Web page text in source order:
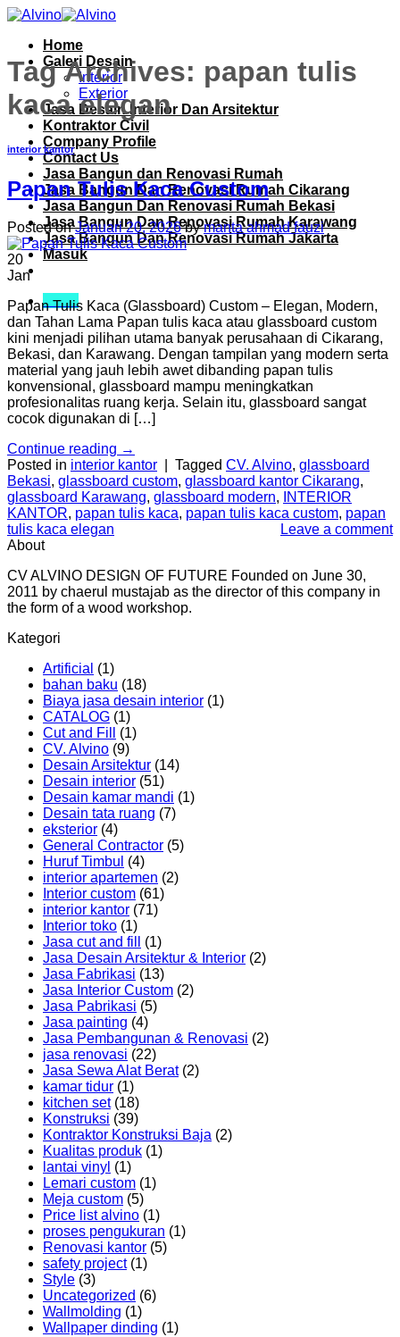
Skip
contentHome
Galeri Desain
Interior
Exterior
Jasa Desain Interior Dan Arsitektur
Kontraktor Civil
Company Profile
Contact Us
Jasa Bangun dan Renovasi Rumah
Jasa Bangun Dan Renovasi Rumah Cikarang
Jasa Bangun Dan Renovasi Rumah Bekasi
Jasa Bangun Dan Renovasi Rumah Karawang
Jasa Bangun Dan Renovasi Rumah Jakarta
Masuk
Menu
Tag Archives: papan tulis
kaca elegan
interior kantor
Papan Tulis Kaca Custom
Posted onJanuari 20, 2026 bymanta ahmad fauzi
20
Jan
Papan Tulis Kaca (Glassboard) Custom – Elegan, Modern,
dan Tahan Lama Papan tulis kaca atau glassboard custom
kini menjadi pilihan utama banyak perusahaan di Cikarang,
Bekasi, dan Karawang. Dengan tampilan yang modern serta
material yang jauh lebih awet dibanding papan tulis
konvensional, glassboard mampu meningkatkan
profesionalitas ruang kerja. Selain itu, glassboard sangat
cocok digunakan di […]
Continue reading →
Posted in interior kantor Tagged CV. Alvino, glassboard
Bekasi, glassboard custom, glassboard kantor Cikarang,
glassboard Karawang, glassboard modern,
INTERIOR
KANTOR, papan tulis kaca, papan tulis kaca custom, papan
tulis kaca elegan
Leave a comment
About
CV ALVINO DESIGN OF FUTURE Founded on June 30,
2011 by chaerul mustajab as the director of this company in
the form of a wood workshop.
Kategori
Artificial (1)
bahan baku (18)
Biaya jasa desain interior (1)
CATALOG (1)
Cut and Fill
(1)
CV. Alvino (9)
Desain Arsitektur (14)
Desain interior (51)
Desain kamar mandi (1)
Desain tata ruang (7)
eksterior (4)
General Contractor (5)
Huruf Timbul (4)
interior apartemen (2)
Interior custom (61)
interior kantor (71)
Interior toko (1)
Jasa cut and fill
(1)
Jasa Desain Arsitektur & Interior (2)
Jasa Fabrikasi (13)
Jasa Interior Custom (2)
Jasa Pabrikasi (5)
Jasa painting (4)
Jasa Pembangunan & Renovasi (2)
jasa renovasi (22)
Jasa Sewa Alat Berat(2)
kamar tidur (1)
kitchen set(18)
Konstruksi (39)
Kontraktor Konstruksi Baja (2)
Kualitas produk (1)
lantai vinyl (1)
Lemari custom (1)
Meja custom (5)
Price list alvino (1)
proses pengukuran (1)
Renovasi kantor (5)
safety project(1)
Style (3)
Uncategorized (6)
Wallmolding (1)
Wallpaper dinding (1)